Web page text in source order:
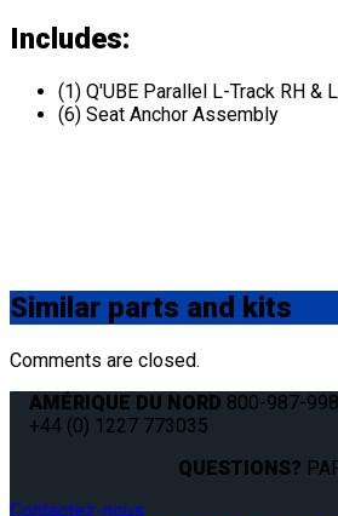
Includes:
(1) Q'UBE Parallel L-Track RH &
(6) Seat Anchor Assembly
Similar parts and kits
Comments are closed.
AMÉRIQUE DU NORD 800-987-
+44 (0) 1227 773035
QUESTIONS?
Contactez-nous